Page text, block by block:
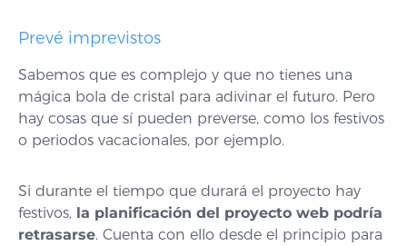
Prevé imprevistos
Sabemos que es complejo y que no tienes una
mágica bola de cristal para adivinar el futuro. Pero
hay cosas que sí pueden preverse, como los festivos
o periodos vacacionales, por ejemplo.
Si durante el tiempo que durará el proyecto hay
festivos, la planificación del proyecto web podría
retrasarse. Cuenta con ello desde el principio para